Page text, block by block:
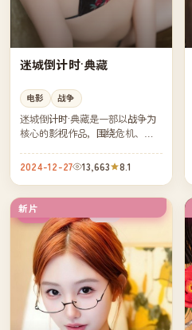
迷城倒计时·典藏
电影 战争
迷城倒计时·典藏是一部以战争为
核心的影视作品，围绕危机、反
凑，值得推荐观看。
2024-12-27 13,663 8.1
新片
韩国